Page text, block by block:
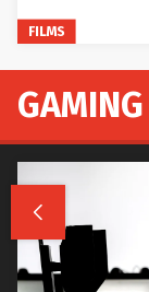
FILMS
GAMING
